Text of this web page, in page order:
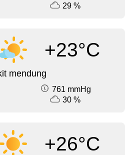
29 %
+23°C
mendung
761 mmHg
30 %
+26°C